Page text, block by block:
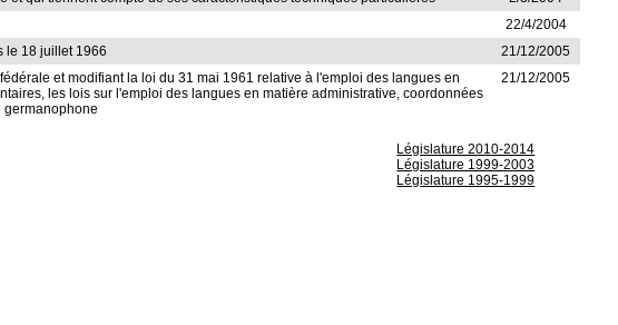
22/4/2004
le 18 juillet 1966
21/12/2005
et modifiant la loi du 31 mai 1961 relative à l'emploi des langues en
les lois sur l'emploi des langues en matière administrative, coordonnées
germanophone
21/12/2005
Législature 2010-2014
Législature 1999-2003
Législature 1995-1999